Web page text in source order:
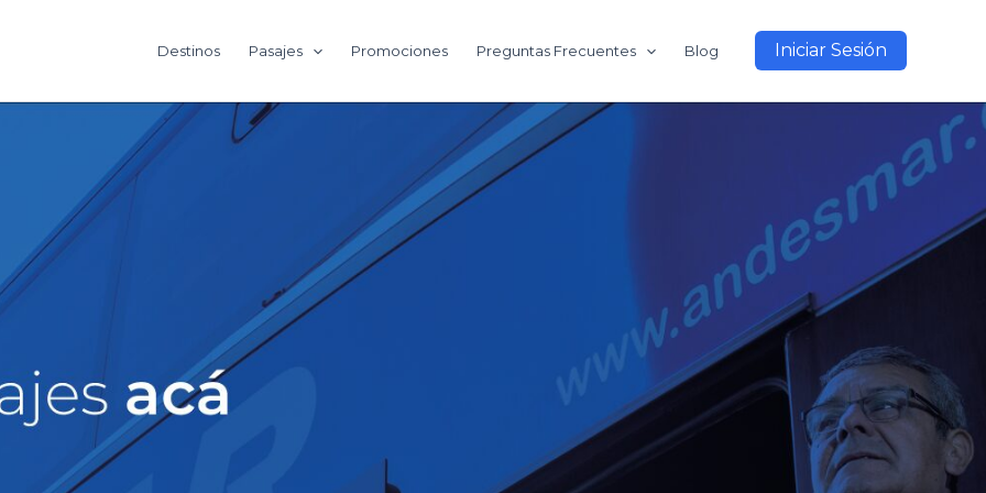
Destinos Pasajes Promociones Preguntas Frecuentes Blog Iniciar Sesión